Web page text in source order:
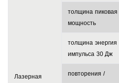
Лазерная
толщина пиковая
мощность
толщина энергия
импульса 30 Дж
повторения /